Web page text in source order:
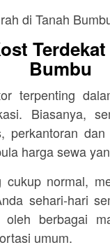
Bumbu
terpenting
Biasanya,
perkantoran
harga sewa
cukup normal,
sehari-hari
oleh berbagai
umum.